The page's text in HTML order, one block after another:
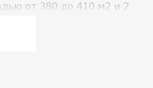
от 380 до 410 м2 и 2